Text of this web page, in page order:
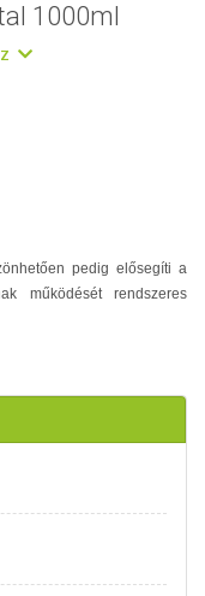
1000ml
pedig elősegíti a
működését rendszeres